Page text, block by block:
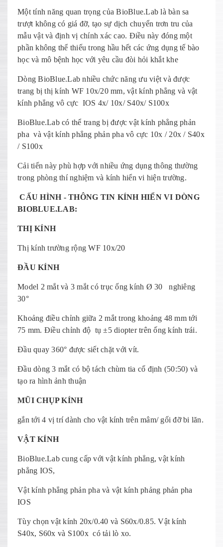
Một tính năng quan trọng của BioBlue.Lab là bàn sa
trượt không có giá đỡ, tạo sự dịch chuyển trơn tru của
mẫu vật và định vị chính xác cao. Điều này đóng một
phần không thể thiếu trong hầu hết các ứng dụng tế bào
học và mô bệnh học với yêu cầu đòi hỏi khắt khe
Dòng BioBlue.Lab nhiều chức năng ưu việt và được
trang bị thị kính WF 10x/20 mm, vật kính phẳng và vật
kính phẳng vô cực IOS 4x/ 10x/ S40x/ S100x
BioBlue.Lab có thể trang bị được vật kính phẳng phản
pha và vật kính phẳng phản pha vô cực 10x / 20x / S40x
/ S100x
Cải tiến này phù hợp với nhiều ứng dụng thông thường
trong phòng thí nghiệm và kính hiển vi hiện trường.
CẤU HÌNH - THÔNG TIN KÍNH HIỂN VI DÒNG
BIOBLUE.LAB:
THỊ KÍNH
Thị kính trường rộng WF 10x/20
ĐẦU KÍNH
Model 2 mắt và 3 mắt có trục ống kính Ø 30 nghiêng
30°
Khoảng điều chỉnh giữa 2 mắt trong khoảng 48 mm tới
75 mm. Điều chỉnh độ tụ ±5 diopter trên ống kính trái.
Đầu quay 360° được siết chặt với vít.
Đầu dòng 3 mắt có bộ tách chùm tia cố định (50:50) và
tạo ra hình ảnh thuận
MŨI CHỤP KÍNH
gắn tới 4 vị trí dành cho vật kính trên mâm/ gối đỡ bi lăn.
VẬT KÍNH
BioBlue.Lab cung cấp với vật kính phẳng, vật kính
phẳng IOS,
Vật kính phẳng phản pha và vật kính phảng phản pha
IOS
Tùy chọn vật kính 20x/0.40 và S60x/0.85. Vật kính
S40x, S60x và S100x có tải lò xo.